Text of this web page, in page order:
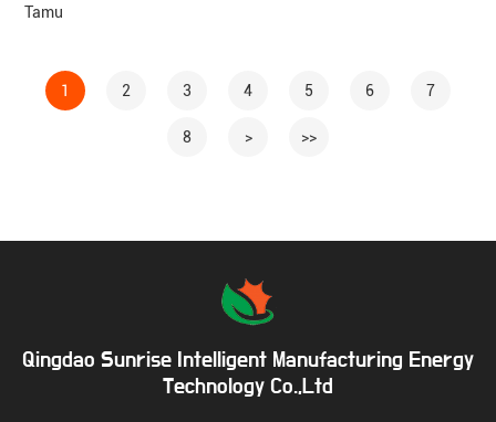
Tamu
1 2 3 4 5 6 7
8 > >>
Qingdao Sunrise Intelligent Manufacturing Energy
Technology Co.,Ltd